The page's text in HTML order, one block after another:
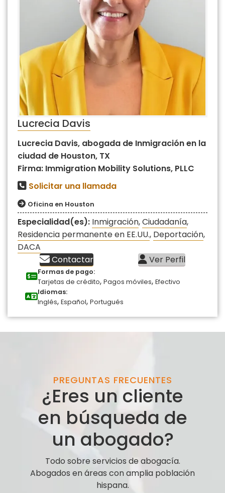
Lucrecia Davis
Lucrecia Davis, abogada de Inmigración en la
ciudad de Houston, TX
Firma: Immigration Mobility Solutions, PLLC
Solicitar una llamada
Oficina en Houston
Especialidad(es): Inmigración,Ciudadanía,
Residencia permanente en EE.UU., Deportación,
DACA
Contactar
Ver Perfil
Formas de pago:
Tarjetas de crédito, Pagos móviles, Efectivo
Idiomas:
Inglés, Español, Portugués
PREGUNTAS FRECUENTES
¿Eres un cliente
en búsqueda de
un abogado?
Todo sobre servicios de abogacía.
Abogados en áreas con amplia población
hispana.